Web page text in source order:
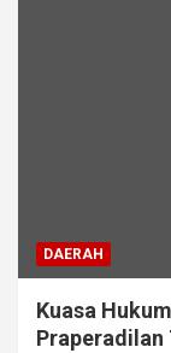
DAERAH
Kuasa
Praperadilan